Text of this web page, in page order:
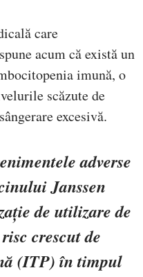
care
acum că există un
imună, o
scăzute de
excesivă.
adverse
Janssen
de utilizare de
crescut de
(ITP) în timpul